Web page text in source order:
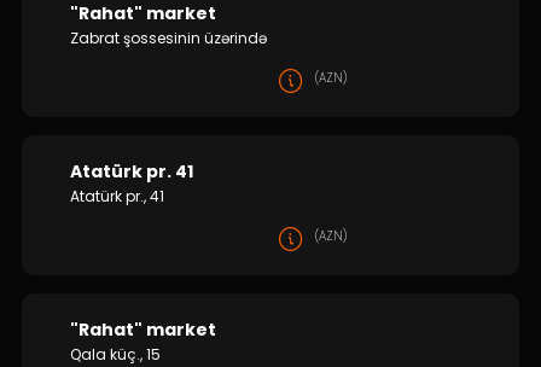
"Rahat" market
Zabrat şossesinin üzərində
(AZN)
Atatürk pr. 41
Atatürk pr., 41
(AZN)
"Rahat" market
Qala küç., 15